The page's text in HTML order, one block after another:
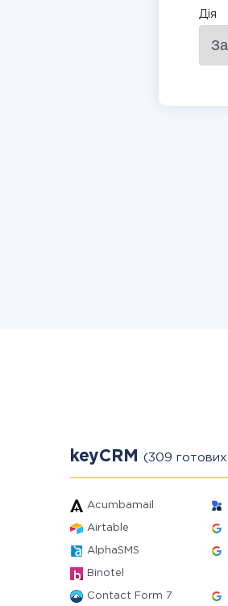
Дія
keyCRM (309 готових
Acumbamail
Airtable
AlphaSMS
Binotel
Contact Form 7